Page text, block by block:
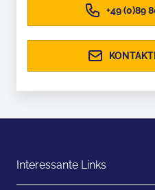
+49 (0)89
Interessante Links